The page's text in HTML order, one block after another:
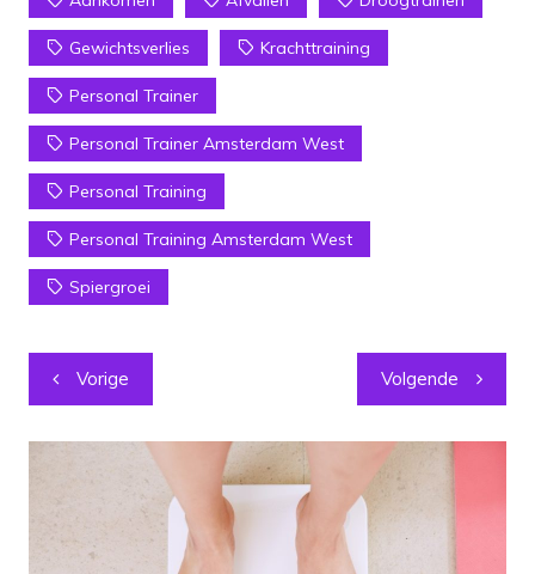
Gewichtsverlies Krachttraining
Personal Trainer
Personal Trainer Amsterdam West
Personal Training
Personal Training Amsterdam West
Spiergroei
Berichtnavigatie
Vorige Volgende